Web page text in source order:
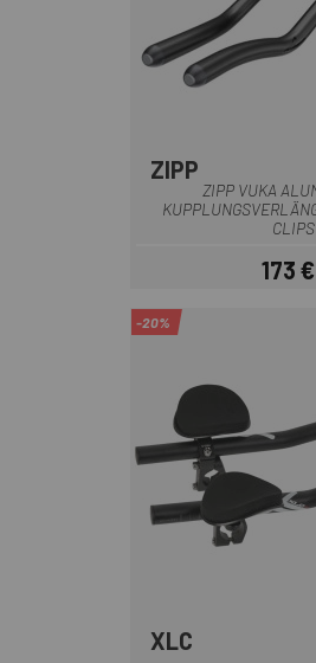
ZIPP
ZIPP VUKA
CLIPS
Preis
173 €
-20%
XLC